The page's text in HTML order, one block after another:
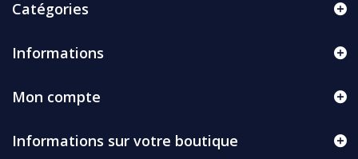
Catégories
Informations
Mon compte
Informations sur votre boutique